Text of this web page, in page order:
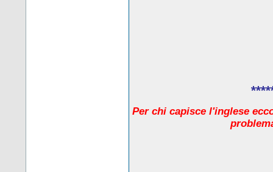
Per chi capisce l'inglese